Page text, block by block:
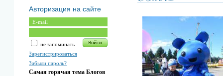
Авторизация на сайте
не запоминать
Зарегистрироваться
Забыли пароль?
Самая горячая тема Блогов